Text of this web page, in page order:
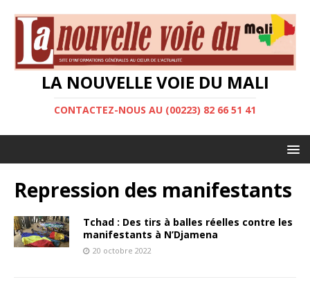
LA NOUVELLE VOIE DU MALI
CONTACTEZ-NOUS AU (00223) 82 66 51 41
Repression des manifestants
Tchad : Des tirs à balles réelles contre les
manifestants à N’Djamena
20 octobre 2022